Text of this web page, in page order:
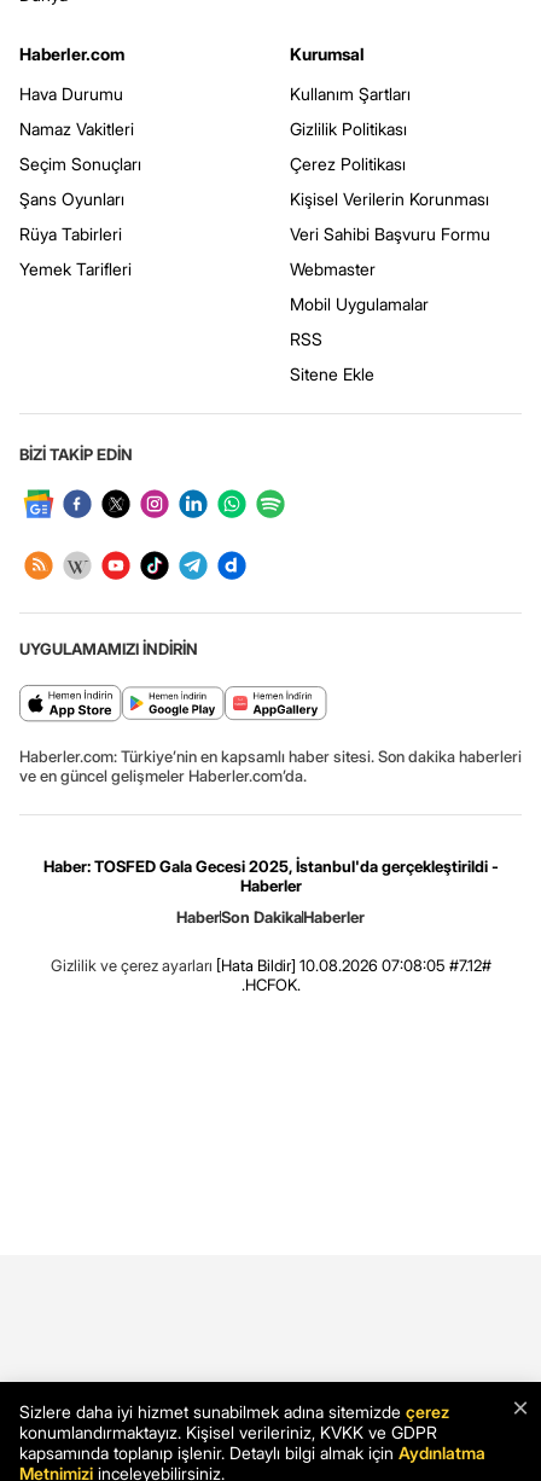
Haberler.com
Hava Durumu
Namaz Vakitleri
Seçim Sonuçları
Şans Oyunları
Rüya Tabirleri
Yemek Tarifleri
Kurumsal
Kullanım Şartları
Gizlilik Politikası
Çerez Politikası
Kişisel Verilerin Korunması
Veri Sahibi Başvuru Formu
Webmaster
Mobil Uygulamalar
RSS
Sitene Ekle
BİZİ TAKİP EDİN
UYGULAMAMIZI İNDİRİN
Haberler.com: Türkiye’nin en kapsamlı haber sitesi. Son dakika haberleri
ve en güncel gelişmeler Haberler.com’da.
Haber: TOSFED Gala Gecesi 2025, İstanbul'da gerçekleştirildi -
Haberler
HaberSon DakikaHaberler
Gizlilik ve çerez ayarları [Hata Bildir] 10.08.2026 07:08:05 #7.12#
.HCFOK.
×
Sizlere daha iyi hizmet sunabilmek adına sitemizde çerez
konumlandırmaktayız. Kişisel verileriniz, KVKK ve GDPR
kapsamında toplanıp işlenir. Detaylı bilgi almak için Aydınlatma
Metnimizi inceleyebilirsiniz.